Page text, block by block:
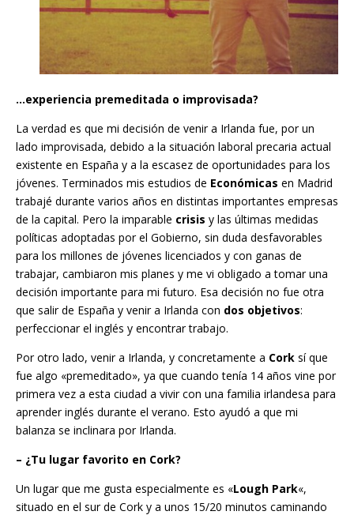
…experiencia premeditada o improvisada?
La verdad es que mi decisión de venir a Irlanda fue, por un
lado improvisada, debido a la situación laboral precaria actual
existente en España y a la escasez de oportunidades para los
jóvenes. Terminados mis estudios de Económicas en Madrid
trabajé durante varios años en distintas importantes empresas
de la capital. Pero la imparable crisis y las últimas medidas
políticas adoptadas por el Gobierno, sin duda desfavorables
para los millones de jóvenes licenciados y con ganas de
trabajar, cambiaron mis planes y me vi obligado a tomar una
decisión importante para mi futuro. Esa decisión no fue otra
que salir de España y venir a Irlanda con dos objetivos:
perfeccionar el inglés y encontrar trabajo.
Por otro lado, venir a Irlanda, y concretamente a Cork sí que
fue algo «premeditado», ya que cuando tenía 14 años vine por
primera vez a esta ciudad a vivir con una familia irlandesa para
aprender inglés durante el verano. Esto ayudó a que mi
balanza se inclinara por Irlanda.
– ¿Tu lugar favorito en Cork?
Un lugar que me gusta especialmente es «Lough Park«,
situado en el sur de Cork y a unos 15/20 minutos caminando